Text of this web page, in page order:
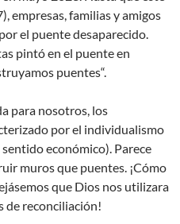
empresas, familias y amigos
el puente desaparecido.
pintó en el puente en
puentes“.
para nosotros, los
por el individualismo
económico). Parece
muros que puentes. ¡Cómo
que Dios nos utilizara
de reconciliación!